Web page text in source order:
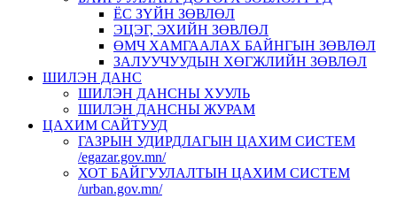
ЁС ЗҮЙН ЗӨВЛӨЛ
ЭЦЭГ, ЭХИЙН ЗӨВЛӨЛ
ӨМЧ ХАМГААЛАХ БАЙНГЫН ЗӨВЛӨЛ
ЗАЛУУЧУУДЫН ХӨГЖЛИЙН ЗӨВЛӨЛ
ШИЛЭН ДАНС
ШИЛЭН ДАНСНЫ ХУУЛЬ
ШИЛЭН ДАНСНЫ ЖУРАМ
ЦАХИМ САЙТУУД
ГАЗРЫН УДИРДЛАГЫН ЦАХИМ СИСТЕМ
/egazar.gov.mn/
ХОТ БАЙГУУЛАЛТЫН ЦАХИМ СИСТЕМ
/urban.gov.mn/